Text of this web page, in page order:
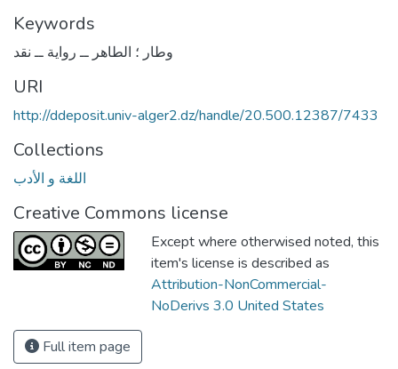
Keywords
وطار ؛ الطاهر ــ رواية ــ نقد
URI
http://ddeposit.univ-alger2.dz/handle/20.500.12387/7433
Collections
اللغة و الأدب
Creative Commons license
Except where otherwised noted, this
item's license is described as
Attribution-NonCommercial-
NoDerivs 3.0 United States
Full item page